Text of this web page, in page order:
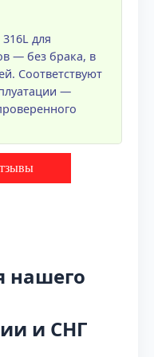
для
— без брака, в
Соответствуют
—
нашего
и СНГ